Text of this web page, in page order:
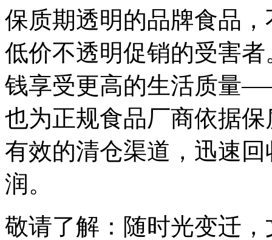
保质期透明的品牌食品
低价不透明促销的受害
钱享受更高的生活质量
也为正规食品厂商依据
有效的清仓渠道，迅速
润。
敬请了解 ：随时光变迁